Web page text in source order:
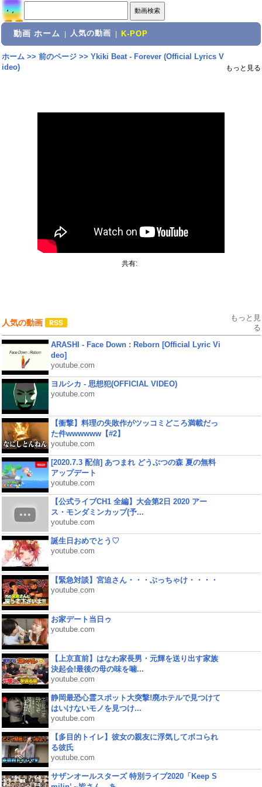
動画 ホーム 人気の動画 K-POP
ホーム>> 前のページ>> Ykiki Beat - Forever (Official Lyrics V
ideo)
もっと見る
共有:
人気の動画
もっと見
る
ARASHI - Face Down : Reborn [Official Lyric Vi
deo]
youtube.com
ヨルシカ - 思想犯(OFFICIAL VIDEO)
youtube.com
【衝撃】料理の失敗作がツッコミどころ満載だっ
た件wwwwww【#2】
youtube.com
[2020.7.3 配信] あつまれ どうぶつの森 夏の無料
アップデート
youtube.com
【公式ライブCH1 全編】大会第2日 2020 アー
ス・モンダミンカップ(予...
youtube.com
誕生日おめでとう♡
youtube.com
【緊急対談】宮迫さん・・・ぶっちゃけ・・・・
youtube.com
お家デート当日ゥ
youtube.com
【上京直前】はなわ家長男・元輝を送り出す家族
決起会!最後の母の味を噛...
youtube.com
静岡最恐心霊スポット大突撃!廃ホテルで見つけて
はいけないモノを見つけ...
youtube.com
【多目的トイレ】彼女の親友に浮気してボコられ
る彼氏
youtube.com
サザンオールスターズ 特別ライブ2020「Keep S